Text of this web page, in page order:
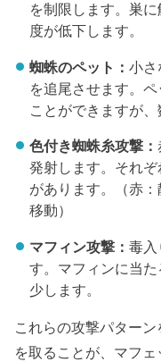
を制限します。巣
度が低下します。
蜘蛛のペット： 小さ
を追尾させます。
ことができますが、
色付き蜘蛛糸攻撃：
発射します。それ
があります。（赤
移動）
マフィン攻撃： 毒入
す。マフィンに当
少します。
これらの攻撃パター
を取ることが、マフェ